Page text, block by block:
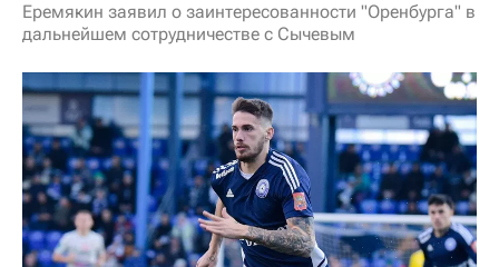
Еремякин заявил о заинтересованности "Оренбурга" в
дальнейшем сотрудничестве с Сычевым